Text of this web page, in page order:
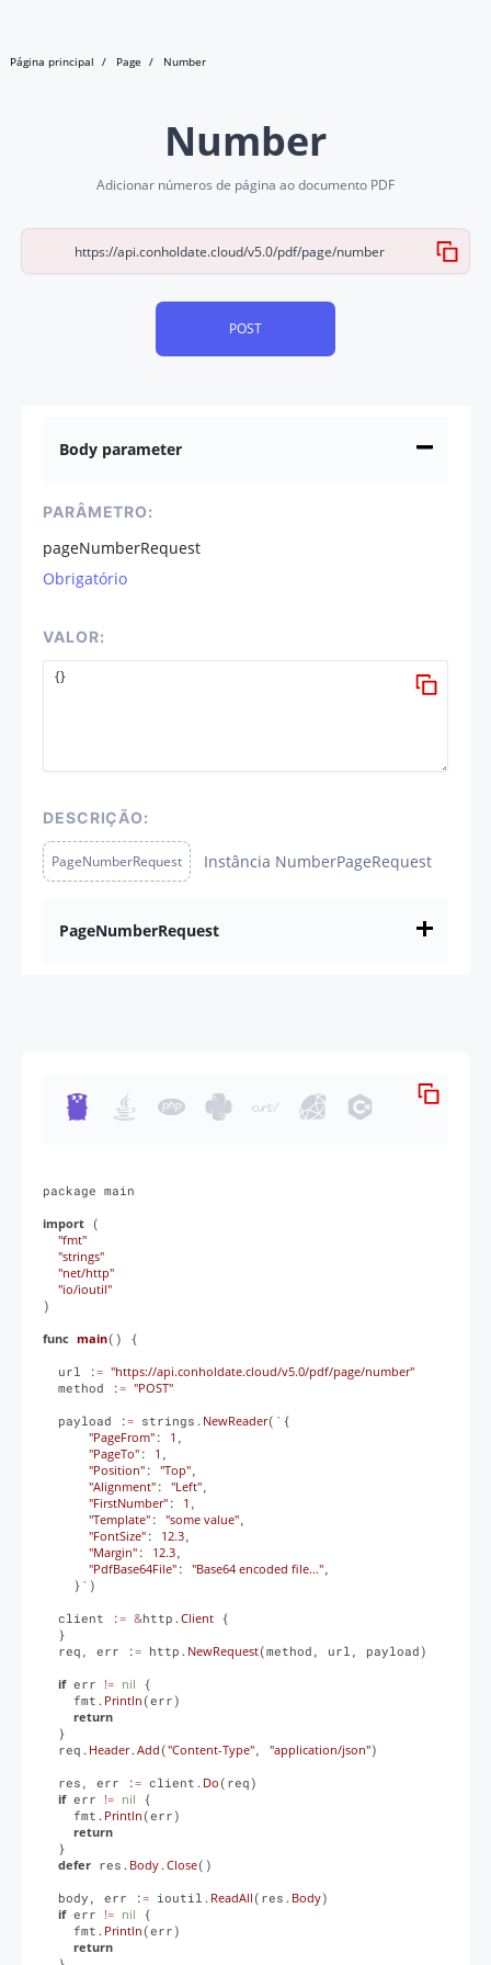
Página principal Page Number
Number
Adicionar números de página ao documento PDF
POST
Body parameter
PARÂMETRO:
pageNumberRequest
Obrigatório
VALOR:
DESCRIÇÃO:
PageNumberRequest Instância NumberPageRequest
PageNumberRequest
package main
import (
"fmt"
"strings"
"net/http"
"io/ioutil"
)
func main() {
  url :
= "https://api.conholdate.cloud/v5.0/pdf/page/number"
  method :
= "POST"
  payload :
= strings. NewReader(`{
"PageFrom" : 1 ,
"PageTo" : 1 ,
"Position" : "Top",
"Alignment" : "Left",
"FirstNumber" : 1 ,
"Template" : "some value",
"FontSize" : 12.3,
"Margin" : 12.3,
"PdfBase64File" : "Base64 encoded file...",
  client :
= &http.Client {
  req, err :
= http. NewRequest(method, url, payload)
if err != nil {
    fmt.
Println (err)
return
  req.
Header.Add ("Content-Type", "application/json")
  res, err :
= client. Do (req)
if err != nil {
    fmt.
Println (err)
return
defer res. Body.Close()
  body, err :
= ioutil. ReadAll (res. Body)
if err != nil {
    fmt.
Println (err)
return